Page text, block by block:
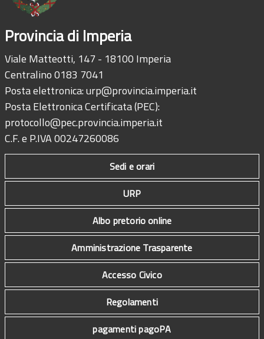
Provincia di Imperia
Viale Matteotti, 147 - 18100 Imperia
Centralino 0183 7041
Posta elettronica:urp@provincia.imperia.it
Posta Elettronica Certificata (PEC):
protocollo@pec.provincia.imperia.it
C.F. e P.IVA 00247260086
Sedi e orari
URP
Albo pretorio online
Amministrazione Trasparente
Accesso Civico
Regolamenti
pagamenti pagoPA